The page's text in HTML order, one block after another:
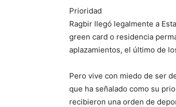
Prioridad
Ragbir llegó legalmente a
green card o residencia
aplazamientos, el último de
Pero vive con miedo de ser
que ha señalado como su
recibieron una orden de